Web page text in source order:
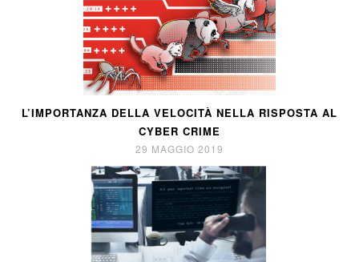
L’IMPORTANZA DELLA VELOCITÀ NELLA RISPOSTA AL
CYBER CRIME
29 MAGGIO 2019